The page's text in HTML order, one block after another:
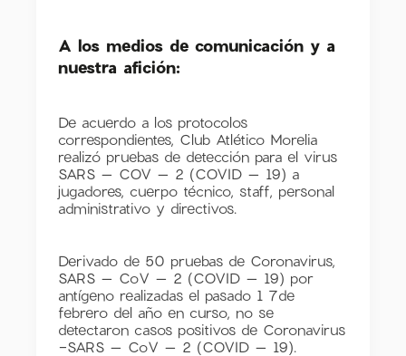
A los medios de comunicación y a
nuestra afición:
De acuerdo a los protocolos
correspondientes, Club Atlético Morelia
realizó pruebas de detección para el virus
SARS – COV – 2 (COVID – 19) a
jugadores, cuerpo técnico, staff, personal
administrativo y directivos.
Derivado de 50 pruebas de Coronavirus,
SARS – CoV – 2 (COVID – 19) por
antígeno realizadas el pasado 1 7de
febrero del año en curso, no se
detectaron casos positivos de Coronavirus
-SARS – CoV – 2 (COVID – 19).